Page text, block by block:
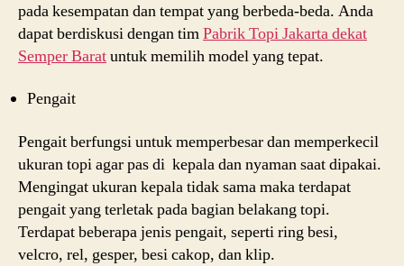
pada kesempatan dan tempat yang berbeda-beda. Anda
dapat berdiskusi dengan timPabrik Topi Jakarta dekat
Semper Baratuntuk memilih model yang tepat.
Pengait
Pengait berfungsi untuk memperbesar dan memperkecil
ukuran topi agar pas di kepala dan nyaman saat dipakai.
Mengingat ukuran kepala tidak sama maka terdapat
pengait yang terletak pada bagian belakang topi.
Terdapat beberapa jenis pengait, seperti ring besi,
velcro, rel, gesper, besi cakop, dan klip.